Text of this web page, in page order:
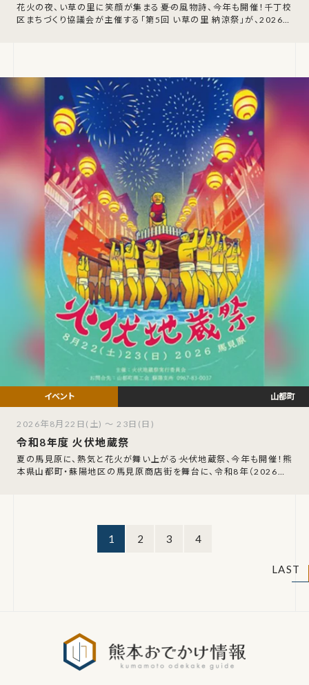
花火の夜、い草の里に笑顔が集まる――夏の風物詩、今年も開催！千丁校
区まちづくり協議会が主催する「第5回 い草の里 納涼祭」が、2026年
令和8年度 火伏地蔵祭
夏の馬見原に、熱気と花火が舞い上がる――火伏地蔵祭、今年も開催！熊
本県山都町・蘇陽地区の馬見原商店街を舞台に、令和8年（2026年）
山都町
2026年8月22日(土) ～ 23日(日)
1 2 3 4
LAST